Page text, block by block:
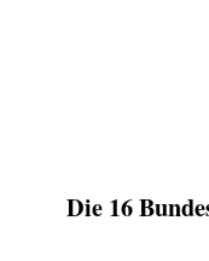
Die 16